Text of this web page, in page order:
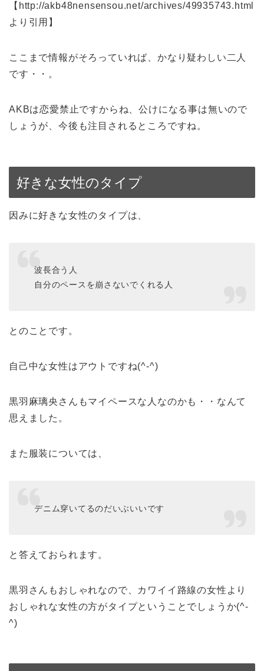
【http://akb48nensensou.net/archives/49935743.html
より引用】
ここまで情報がそろっていれば、かなり疑わしい二人
です・・。
AKBは恋愛禁止ですからね、公けになる事は無いので
しょうが、今後も注目されるところですね。
好きな女性のタイプ
因みに好きな女性のタイプは、
波長合う人
自分のペースを崩さないでくれる人
とのことです。
自己中な女性はアウトですね(^-^)
黒羽麻璃央さんもマイペースな人なのかも・・なんて
思えました。
また服装については、
デニム穿いてるのだいぶいいです
と答えておられます。
黒羽さんもおしゃれなので、カワイイ路線の女性より
おしゃれな女性の方がタイプということでしょうか(^-
^)